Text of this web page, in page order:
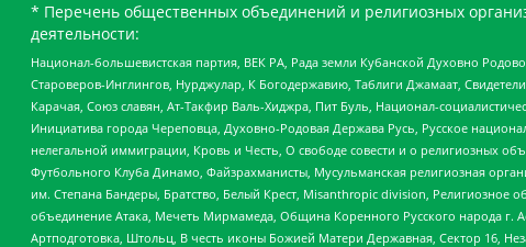
* Перечень общественных объединений и религиозных
деятельности:
Национал-большевистская партия, ВЕК РА, Рада земли Кубанской Духовно
Староверов-Инглингов, Нурджулар, К Богодержавию, Таблиги Джамаат,
Карачая, Союз славян, Ат-Такфир Валь-Хиджра, Пит Буль, Национал-
Инициатива города Череповца, Духовно-Родовая Держава Русь, Русское
нелегальной иммиграции, Кровь и Честь, О свободе совести и о религиозных
Футбольного Клуба Динамо, Файзрахманисты, Мусульманская религиозная
им. Степана Бандеры, Братство, Белый Крест, Misanthropic division, Религиозное
объединение Атака, Мечеть Мирмамеда, Община Коренного Русского народа г.
Артподготовка, Штольц, В честь иконы Божией Матери Державная, Сектор 16,